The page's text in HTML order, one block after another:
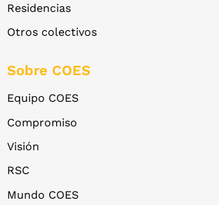
Residencias
Otros colectivos
Sobre COES
Equipo COES
Compromiso
Visión
RSC
Mundo COES